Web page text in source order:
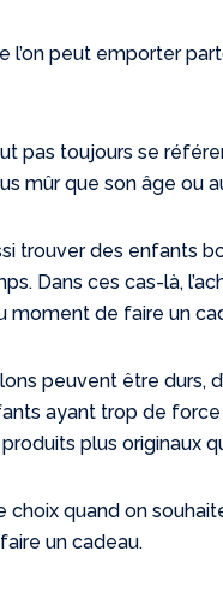
l’on peut emporter
pas toujours se
mûr que son âge ou
trouver des enfants
Dans ces cas-là,
moment de faire un
peuvent être durs,
ayant trop de force
plus originaux
choix quand on
un cadeau.